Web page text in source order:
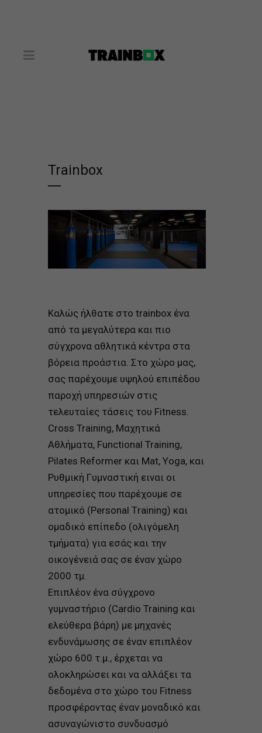
Trainbox
Καλώς ήλθατε στο trainbox ένα
από τα μεγαλύτερα και πιο
σύγχρονα αθλητικά κέντρα στα
βόρεια προάστια. Στο χώρο μας,
σας παρέχουμε υψηλού επιπέδου
παροχή υπηρεσιών στις
τελευταίες τάσεις του Fitness.
Cross Training, Μαχητικά
Αθλήματα, Functional Training,
Pilates Reformer και Mat, Yoga, και
Ρυθμική Γυμναστική ειναι οι
υπηρεσίες που παρέχουμε σε
ατομικό (Personal Training) και
ομαδικό επίπεδο (ολιγόμελη
τμήματα) για εσάς και την
οικογένειά σας σε έναν χώρο
2000 τμ.
Επιπλέον ένα σύγχρονο
γυμναστήριο (Cardio Training και
ελεύθερα βάρη) με μηχανές
ενδυνάμωσης σε έναν επιπλέον
χώρο 600 τ.μ., έρχεται να
ολοκληρώσει και να αλλάξει τα
δεδομένα στο χώρο του Fitness
προσφέροντας έναν μοναδικό και
ασυναγώνιστο συνδυασμό